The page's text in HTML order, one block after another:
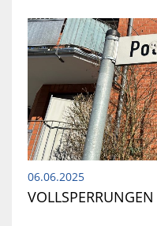
06.06.2025